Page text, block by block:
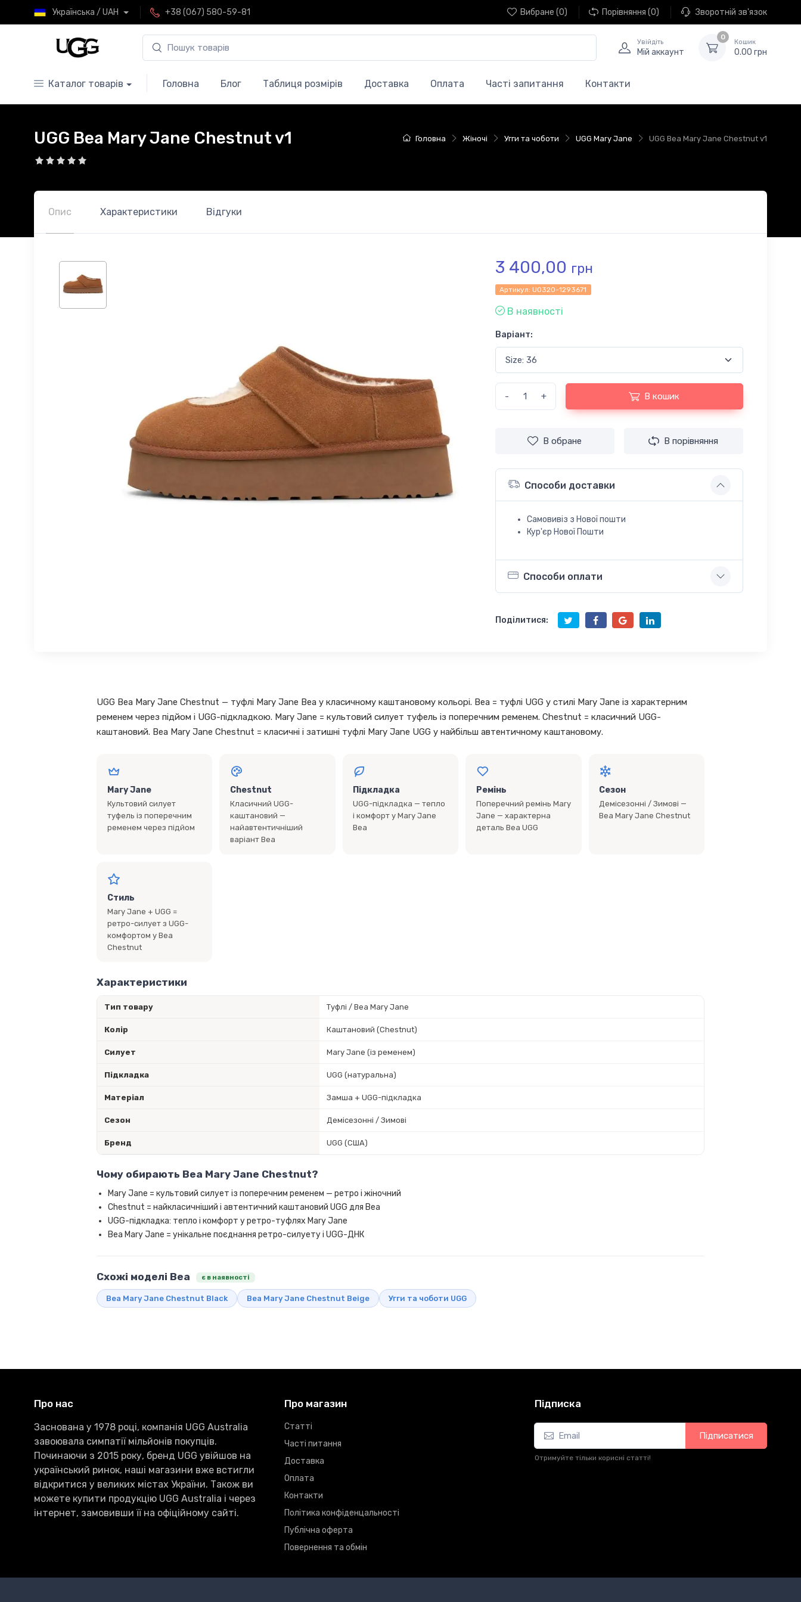
Українська / UAH +38 (067) 580-59-81 Вибране (0) Порівняння (0) Зворотній зв'язок
Увійдіть
Мій аккаунт
0
Кошик
0.00 грн
Каталог товарів Головна Блог Таблиця розмірів Доставка Оплата Часті запитання Контакти
Головна Жіночі Угги та чоботи UGG Mary Jane UGG Bea Mary Jane Chestnut v1
UGG Bea Mary Jane Chestnut v1
Опис Характеристики Відгуки
3 400,00 грн
Артикул: U0320-1293671
В наявності
Варіант:
- + В кошик
В обране В порівняння
Способи доставки
Самовивіз з Нової пошти
Кур'єр Нової Пошти
Способи оплати
Поділитися:
UGG Bea Mary Jane Chestnut — туфлі Mary Jane Bea у класичному каштановому кольорі. Bea = туфлі UGG у стилі Mary Jane із характерним
ременем через підйом і UGG-підкладкою. Mary Jane = культовий силует туфель із поперечним ременем. Chestnut = класичний UGG-
каштановий. Bea Mary Jane Chestnut = класичні і затишні туфлі Mary Jane UGG у найбільш автентичному каштановому.
Mary Jane
Культовий силует
туфель із поперечним
ременем через підйом
Chestnut
Класичний UGG-
каштановий —
найавтентичніший
варіант Bea
Підкладка
UGG-підкладка — тепло
і комфорт у Mary Jane
Bea
Ремінь
Поперечний ремінь Mary
Jane — характерна
деталь Bea UGG
Сезон
Демісезонні / Зимові —
Bea Mary Jane Chestnut
Стиль
Mary Jane + UGG =
ретро-силует з UGG-
комфортом у Bea
Chestnut
Характеристики
Тип товару Туфлі / Bea Mary Jane
Колір Каштановий (Chestnut)
Силует Mary Jane (із ременем)
Підкладка UGG (натуральна)
Матеріал Замша + UGG-підкладка
Сезон Демісезонні / Зимові
Бренд UGG (США)
Чому обирають Bea Mary Jane Chestnut?
Mary Jane = культовий силует із поперечним ременем — ретро і жіночний
Chestnut = найкласичніший і автентичний каштановий UGG для Bea
UGG-підкладка: тепло і комфорт у ретро-туфлях Mary Jane
Bea Mary Jane = унікальне поєднання ретро-силуету і UGG-ДНК
Схожі моделі Bea є в наявності
Bea Mary Jane Chestnut Black Bea Mary Jane Chestnut Beige Угги та чоботи UGG
Про нас
Заснована у 1978 році, компанія UGG Australia
завоювала симпатії мільйонів покупців.
Починаючи з 2015 року, бренд UGG увійшов на
український ринок, наші магазини вже встигли
відкритися у великих містах України. Також ви
можете купити продукцію UGG Australia і через
інтернет, замовивши її на офіційному сайті.
Про магазин
Статті
Часті питання
Доставка
Оплата
Контакти
Політика конфіденцальності
Публічна оферта
Повернення та обмін
Підписка
Підписатися
Отримуйте тільки корисні статті!